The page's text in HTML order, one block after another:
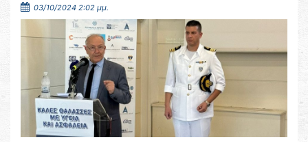
03/10/2024 2:02 μμ.